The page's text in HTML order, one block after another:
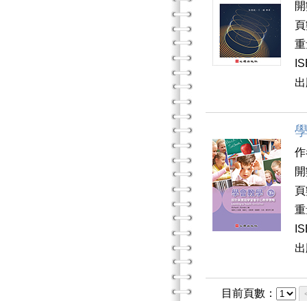
目前頁數：